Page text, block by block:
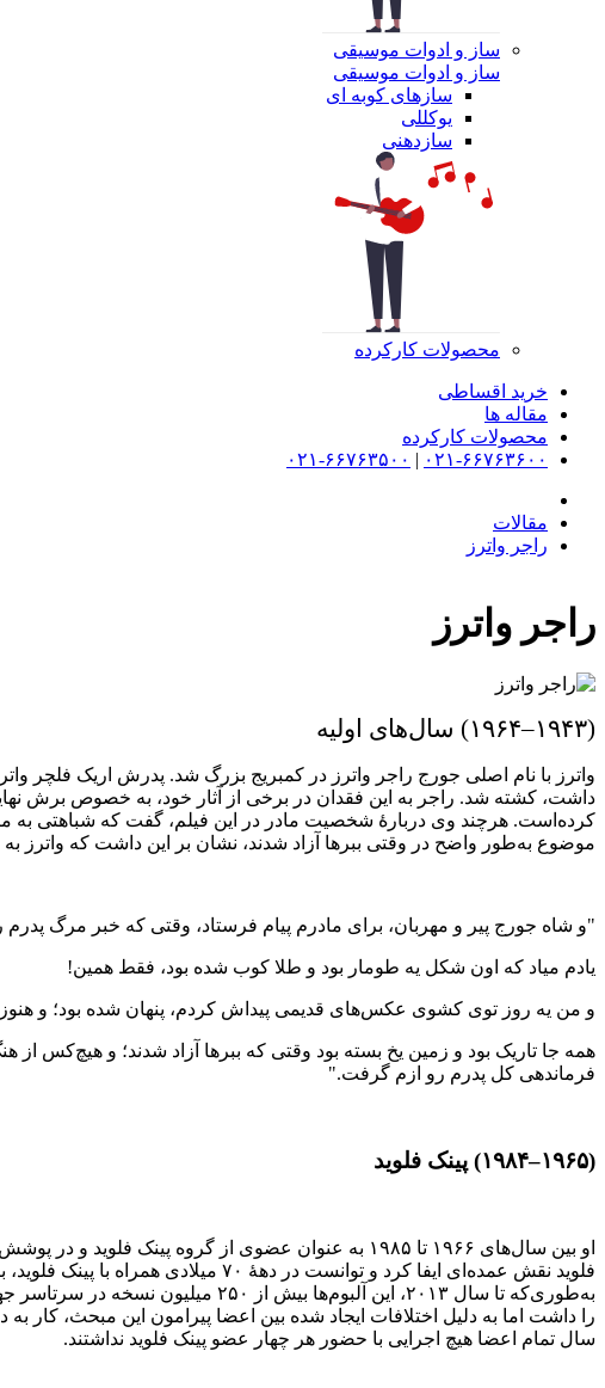
ساز و ادوات موسیقی
ساز و ادوات موسیقی
سازهای کوبه ای
یوکللی
سازدهنی
محصولات کارکرده
خرید اقساطی
مقاله ها
محصولات کارکرده
۰۲۱-۶۶۷۶۳۶۰۰ | ۰۲۱-۶۶۷۶۳۵۰۰
مقالات
راجر واترز
راجر واترز
(۱۹۴۳–۱۹۶۴) سال‌های اولیه
کرده‌است. هرچند وی دربارهٔ شخصیت مادر در این فیلم، گفت که شباهتی به
موضوع به‌طور واضح در وقتی ببرها آزاد شدند، نشان بر این داشت که
"و شاه جورج پیر و مهربان، برای مادرم پیام فرستاد، وقتی که خبر مرگ پدرم
یادم میاد که اون شکل یه طومار بود و طلا کوب شده بود، فقط همین!
و من یه روز توی کشوی عکس‌های قدیمی پیداش کردم، پنهان شده بود؛ و
همه جا تاریک بود و زمین یخ بسته بود وقتی که ببرها آزاد شدند؛ و هیچ‌کس از
فرماندهی کل پدرم رو ازم گرفت."
(۱۹۶۵–۱۹۸۴) پینک فلوید
او بین سال‌های ۱۹۶۶ تا ۱۹۸۵ به عنوان عضوی از گروه
فلوید نقش عمده‌ای ایفا کرد و
سال تمام اعضا هیچ اجرایی با حضور هر چهار عضو پینک فلوید نداشتند.